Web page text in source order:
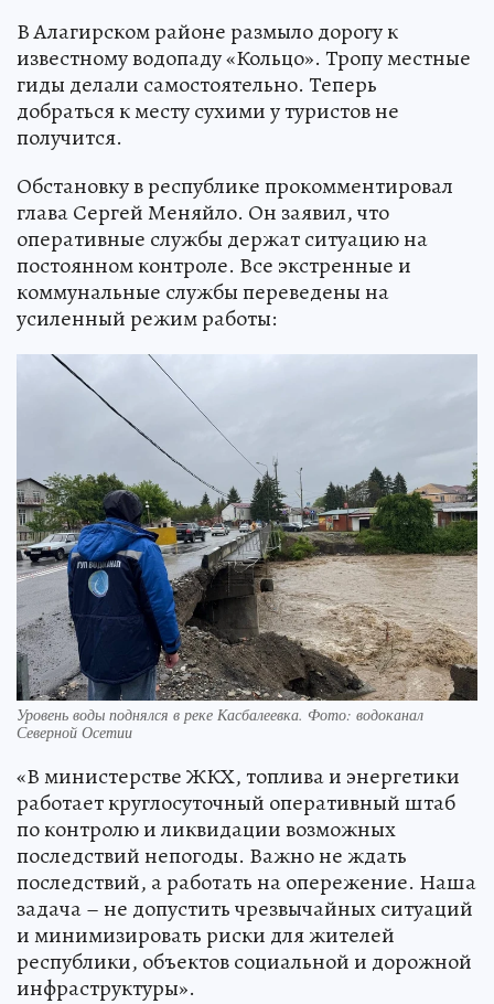
В Алагирском районе размыло дорогу к
известному водопаду «Кольцо». Тропу местные
гиды делали самостоятельно. Теперь
добраться к месту сухими у туристов не
получится.
Обстановку в республике прокомментировал
глава Сергей Меняйло. Он заявил, что
оперативные службы держат ситуацию на
постоянном контроле. Все экстренные и
коммунальные службы переведены на
усиленный режим работы:
Уровень воды поднялся в реке Касбалеевка. Фото: водоканал
Северной Осетии
«В министерстве ЖКХ, топлива и энергетики
работает круглосуточный оперативный штаб
по контролю и ликвидации возможных
последствий непогоды. Важно не ждать
последствий, а работать на опережение. Наша
задача – не допустить чрезвычайных ситуаций
и минимизировать риски для жителей
республики, объектов социальной и дорожной
инфраструктуры».